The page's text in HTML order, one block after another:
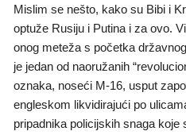
Mislim se nešto, kako su Bibi i
optuže Rusiju i Putina i za ovo.
onog meteža s početka
je jedan od naoružanih
oznaka, noseći M-16, usput
engleskom likvidirajući po
pripadnika policijskih snaga koje